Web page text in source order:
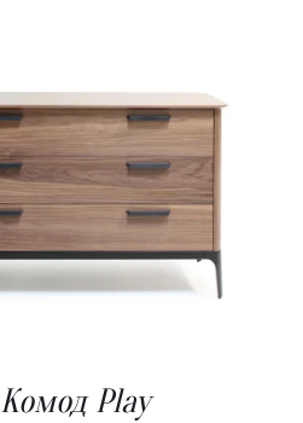
ДЕТАЛИ
Комод Play